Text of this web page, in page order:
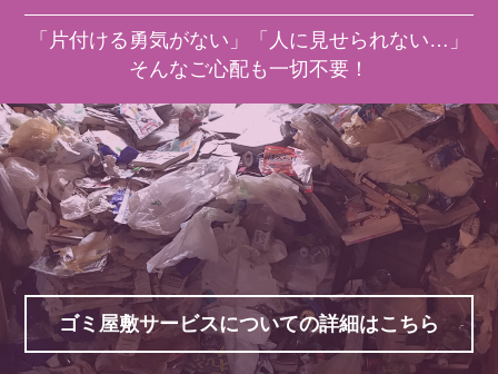
「片付ける勇気がない」「人に見せられない…」
そんなご心配も一切不要！
ゴミ屋敷サービスについての詳細はこちら